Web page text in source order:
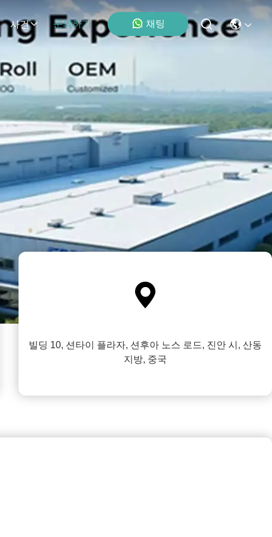
사건 문의하기 채팅

빌딩 10, 션타이 플라자, 션후아 노스 로드, 진안 시, 산동
지방, 중국